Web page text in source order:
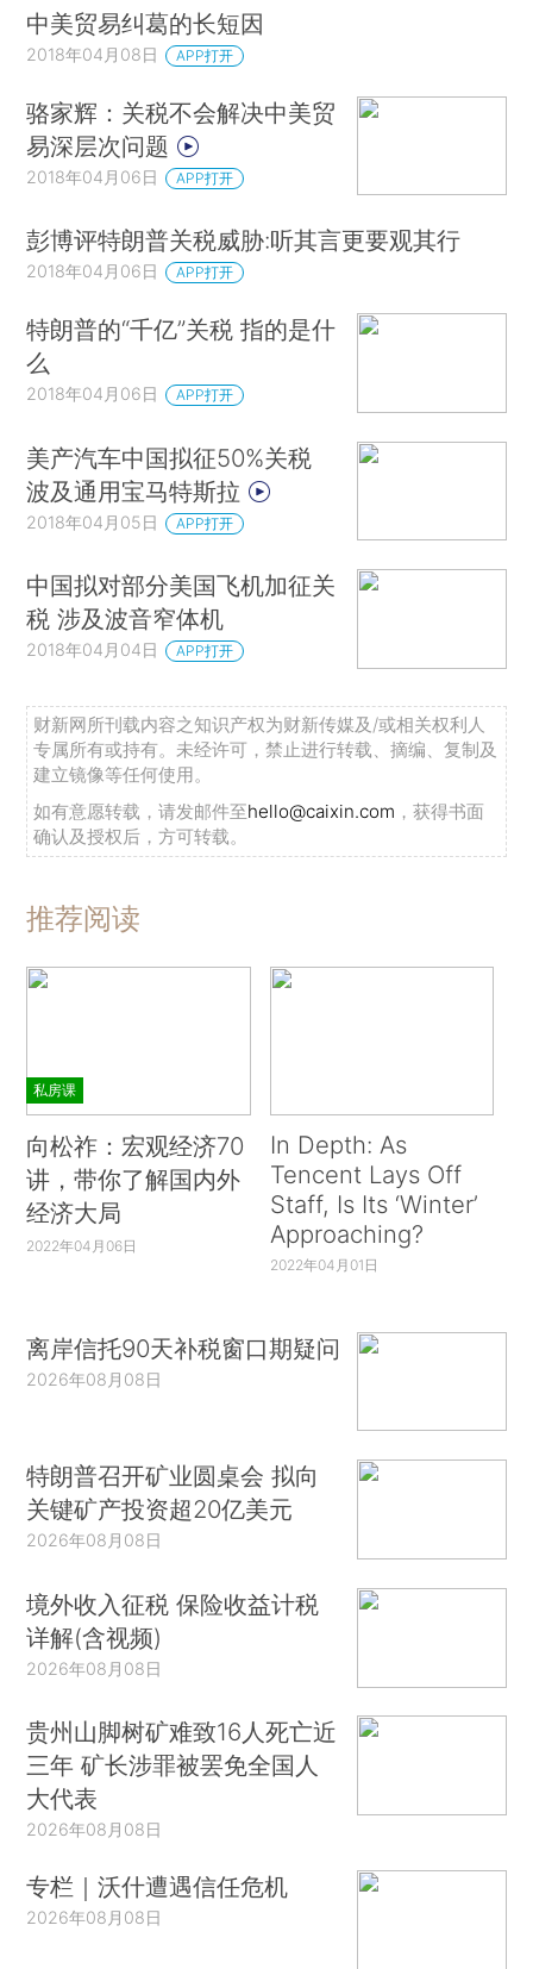
中美贸易纠葛的长短因
2018年04月08日 APP打开
骆家辉：关税不会解决中美贸
易深层次问题
2018年04月06日 APP打开
彭博评特朗普关税威胁:听其言更要观其行
2018年04月06日 APP打开
特朗普的“千亿”关税 指的是什
么
2018年04月06日 APP打开
美产汽车中国拟征50%关税
波及通用宝马特斯拉
2018年04月05日 APP打开
中国拟对部分美国飞机加征关
税 涉及波音窄体机
2018年04月04日 APP打开
财新网所刊载内容之知识产权为财新传媒及/或相关权利人
专属所有或持有。未经许可，禁止进行转载、摘编、复制及
建立镜像等任何使用。
如有意愿转载，请发邮件至hello@caixin.com ，获得书面
确认及授权后，方可转载。
推荐阅读
私房课
向松祚：宏观经济70
讲，带你了解国内外
经济大局
2022年04月06日
In Depth: As
Tencent Lays Off
Staff, Is Its ‘Winter’
Approaching?
2022年04月01日
离岸信托90天补税窗口期疑问
2026年08月08日
特朗普召开矿业圆桌会 拟向
关键矿产投资超20亿美元
2026年08月08日
境外收入征税 保险收益计税
详解(含视频)
2026年08月08日
贵州山脚树矿难致16人死亡近
三年 矿长涉罪被罢免全国人
大代表
2026年08月08日
专栏｜沃什遭遇信任危机
2026年08月08日